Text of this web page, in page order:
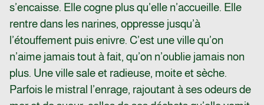
s’encaisse. Elle cogne plus qu’elle n’accueille. Elle
rentre dans les narines, oppresse jusqu’à
l’étouffement puis enivre. C’est une ville qu’on
n’aime jamais tout à fait, qu’on n’oublie jamais non
plus. Une ville sale et radieuse, moite et sèche.
Parfois le mistral l’enrage, rajoutant à ses odeurs de